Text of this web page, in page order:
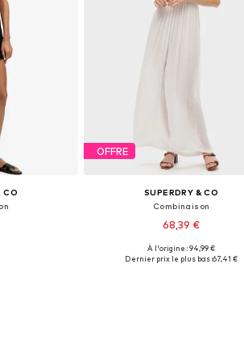
CO
OFFRE
SUPERDRY & CO
Combinaison
68,39 €
Tailles disponibles: M, L, XL,
À l'origine : 94,99 €
Dernier prix le plus bas :67,41 €